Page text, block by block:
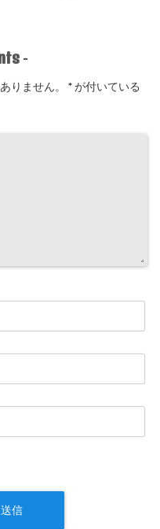
-
りません。 *が付いている